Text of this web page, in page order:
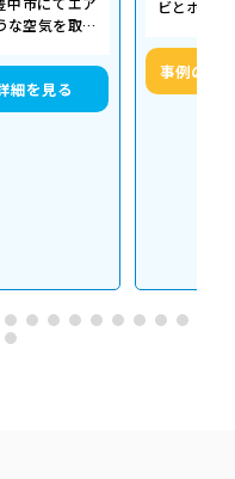
な空気を取り
細を見る
ビとホコ
事例の詳